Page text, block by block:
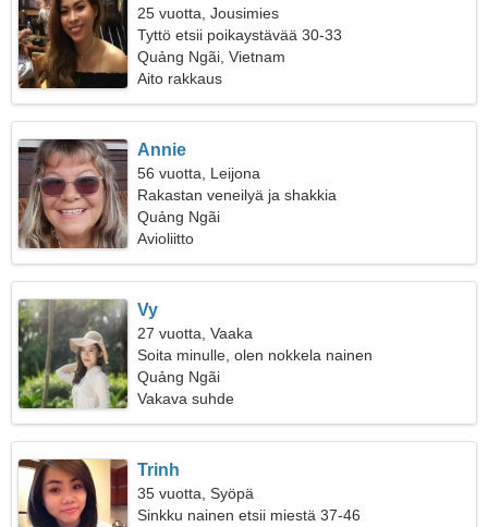
25 vuotta, Jousimies
Tyttö etsii poikaystävää 30-33
Quảng Ngãi, Vietnam
Aito rakkaus
Annie
56 vuotta, Leijona
Rakastan veneilyä ja shakkia
Quảng Ngãi
Avioliitto
Vy
27 vuotta, Vaaka
Soita minulle, olen nokkela nainen
Quảng Ngãi
Vakava suhde
Trinh
35 vuotta, Syöpä
Sinkku nainen etsii miestä 37-46